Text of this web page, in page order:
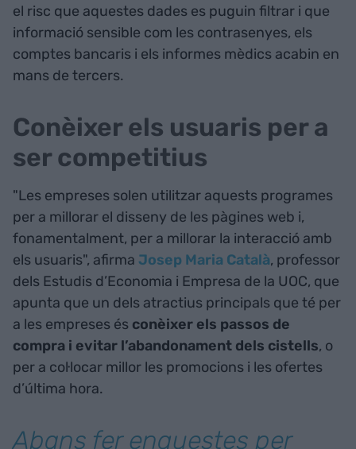
el risc que aquestes dades es puguin filtrar i que
informació sensible com les contrasenyes, els
comptes bancaris i els informes mèdics acabin en
mans de tercers.
Conèixer els usuaris per a
ser competitius
"Les empreses solen utilitzar aquests programes
per a millorar el disseny de les pàgines web i,
fonamentalment, per a millorar la interacció amb
els usuaris", afirma Josep Maria Català, professor
dels Estudis d’Economia i Empresa de la UOC, que
apunta que un dels atractius principals que té per
a les empreses és conèixer els passos de
compra i evitar l’abandonament dels cistells, o
per a col·locar millor les promocions i les ofertes
d’última hora.
Abans fer enquestes per